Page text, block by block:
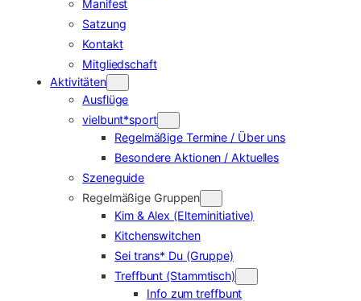
Manifest
Satzung
Kontakt
Mitgliedschaft
Aktivitäten
Ausflüge
vielbunt*sport
Regelmäßige Termine / Über uns
Besondere Aktionen / Aktuelles
Szeneguide
Regelmäßige Gruppen
Kim & Alex (Elterninitiative)
Kitchenswitchen
Sei trans* Du (Gruppe)
Treffbunt (Stammtisch)
Info zum treffbunt